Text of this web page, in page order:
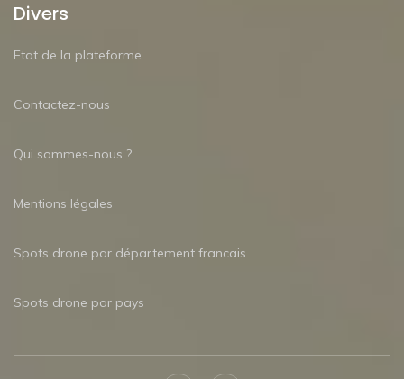
Divers
Etat de la plateforme
Contactez-nous
Qui sommes-nous ?
Mentions légales
Spots drone par département francais
Spots drone par pays